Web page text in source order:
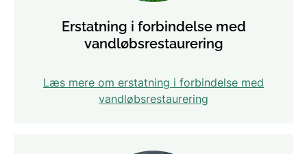
Erstatning i forbindelse med
vandløbsrestaurering
Læs mere om erstatning i forbindelse med
vandløbsrestaurering